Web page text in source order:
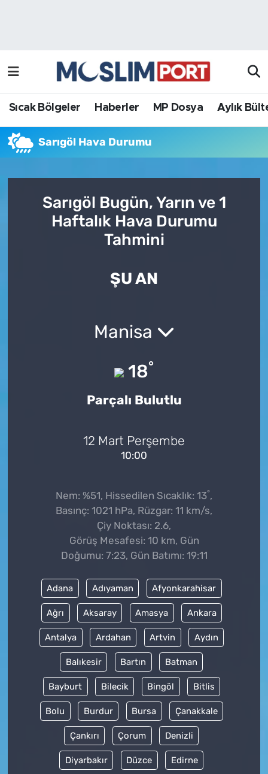
Sıcak Bölgeler Haberler MP Dosya Aylık
Sarıgöl Hava Durumu
Sarıgöl Bugün, Yarın ve 1
Haftalık Hava Durumu
Tahmini
ŞU AN
Manisa
18°
Parçalı Bulutlu
12 Mart Perşembe
10:00
Nem: %51, Hissedilen Sıcaklık: 13°,
Basınç: 1021 hPa, Rüzgar: 11 km/s,
Çiy Noktası: 2.6,
Görüş Mesafesi: 10 km, Gün
Doğumu: 7:23, Gün Batımı: 19:11
Adana Adıyaman Afyonkarahisar
Ağrı Aksaray Amasya Ankara
Antalya Ardahan Artvin Aydın
Balıkesir Bartın Batman
Bayburt Bilecik Bingöl Bitlis
Bolu Burdur Bursa Çanakkale
Çankırı Çorum Denizli
Diyarbakır Düzce Edirne
Haberler
MP Dosya
Röportaj Haber
Aylık Bülten